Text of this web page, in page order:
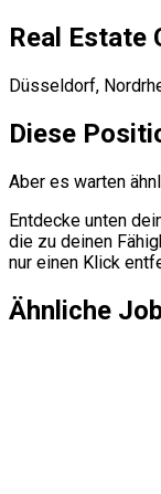
Real Estate
Düsseldorf,
Diese
Aber es warten
Entdecke unten
die zu deinen
nur einen Klick
Ähnliche